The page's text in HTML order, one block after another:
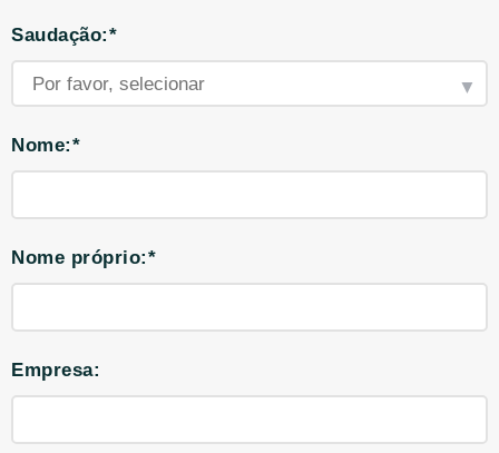
Saudação:*
Nome:*
Nome próprio:*
Empresa: